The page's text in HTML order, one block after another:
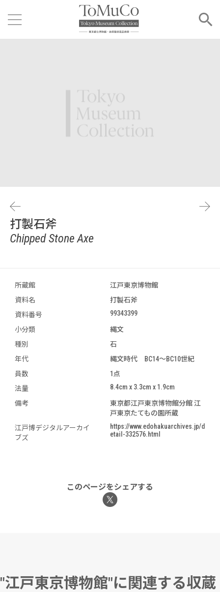
打製石斧
Chipped Stone Axe
所蔵館
江戸東京博物館
資料名
打製石斧
資料番号
99343399
小分類
縄文
種別
石
年代
縄文時代 BC14～BC10世紀
員数
1点
法量
8.4cm x 3.3cm x 1.9cm
備考
東京都江戸東京博物館分館 江
戸東京たてもの園所蔵
江戸博デジタルアーカイ
ブズ
https://www.edohakuarchives.jp/d
etail-332576.html
このページをシェアする
"江戸東京博物館"に関連する収蔵